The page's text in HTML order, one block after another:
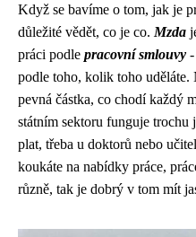
Když se bavíme o tom, jak je
důležité vědět, co je co. Mzda
práci podle pracovní smlouvy
podle toho, kolik toho uděláte.
pevná částka, co chodí každý
státním sektoru funguje trochu
plat, třeba u doktorů nebo
koukáte na nabídky práce,
různě, tak je dobrý v tom mít